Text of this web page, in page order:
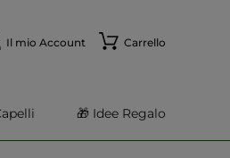
Il mio Account Carrello
🎁 Idee Regalo